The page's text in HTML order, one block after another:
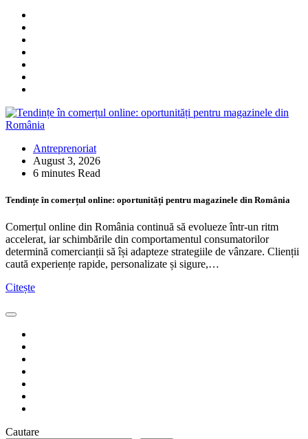
Antreprenoriat
August 3, 2026
6 minutes Read
Tendințe în comerțul online: oportunități pentru magazinele din România
Comerțul online din România continuă să evolueze într-un ritm
accelerat, iar schimbările din comportamentul consumatorilor
determină comercianții să își adapteze strategiile de vânzare. Clienții
caută experiențe rapide, personalizate și sigure,…
Citește
Cautare